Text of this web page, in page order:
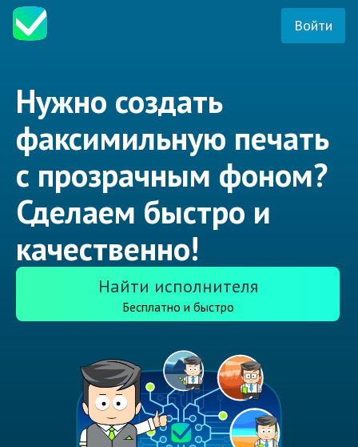
Войти
Нужно создать
факсимильную печать
с прозрачным фоном?
Сделаем быстро и
качественно!
Найти исполнителя
Бесплатно и быстро